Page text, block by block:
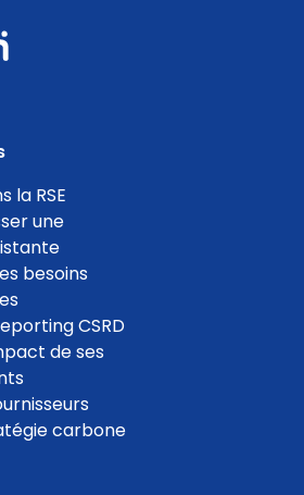
faire au moins 1 jour de
100
%
de l'impact de l'usage du
la RSE
une
besoins
CSRD
de ses
carbone